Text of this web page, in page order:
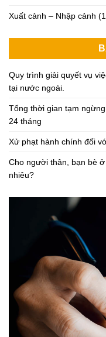
Xuất cảnh – Nhập cảnh
Quy trình giải quyết vụ
tại nước ngoài.
Tổng thời gian tạm
24 tháng
Xử phạt hành chính đối
Cho người thân, bạn bè
nhiêu?